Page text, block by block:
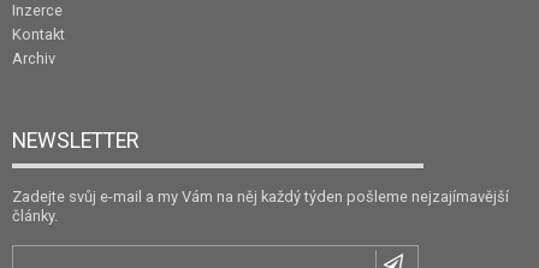
Inzerce
Kontakt
Archiv
NEWSLETTER
Zadejte svůj e-mail a my Vám na něj každý týden pošleme nejzajímavější
články.